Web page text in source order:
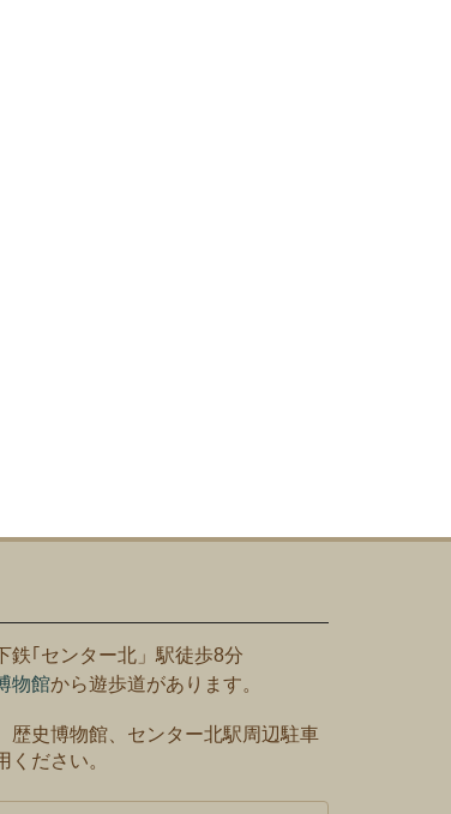
鉄｢センター北」駅徒歩8分
物館から遊歩道があります。
歴史博物館、センター北駅周辺駐車
ください。